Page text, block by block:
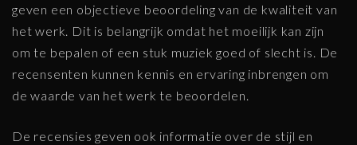
geven een objectieve beoordeling van de kwaliteit van
het werk. Dit is belangrijk omdat het moeilijk kan zijn
om te bepalen of een stuk muziek goed of slecht is. De
recensenten kunnen kennis en ervaring inbrengen om
de waarde van het werk te beoordelen.
De recensies geven ook informatie over de stijl en